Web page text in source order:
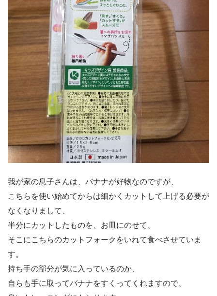
我が家の息子さんは、バナナが好物なのですが、
こちらを使い始めてからは細かくカットして上げる必要が
なくなりまして、
半分にカットしたものを、お皿にのせて、
そこにこちらのカットフォークをいれて食べさせていま
す。
持ち手の部分が気に入っているのか、
自らも手に取ってバナナをすくってくれますので、